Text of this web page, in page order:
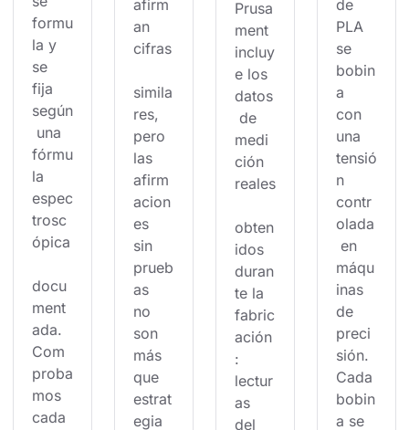
formu
la y
se
fija
según
una
fórmu
la
espec
trosc
ópica
docu
ment
ada.
Com
proba
mos
cada
afirm
an
cifras
simila
res,
pero
las
afirm
acion
es
sin
prueb
as
no
son
más
que
estrat
egia
Prusa
ment
incluy
e los
datos
de
medi
ción
reales
obten
idos
duran
te la
fabric
ación
:
lectur
as
del
de
PLA
se
bobin
a
con
una
tensió
n
contr
olada
en
máqu
inas
de
preci
sión.
Cada
bobin
a se